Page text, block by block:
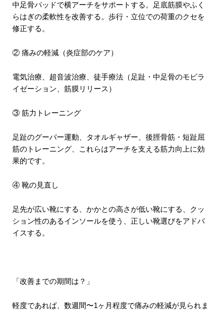
中足骨パッドで横アーチをサポートする。足底筋膜やふく
らはぎの柔軟性を改善する。歩行・立位での荷重のクセを
修正する。
② 痛みの軽減（炎症部のケア）
電気治療、超音波治療、徒手療法（足趾・中足骨のモビラ
イゼーション、筋膜リリース）
③ 筋力トレーニング
足趾のグーパー運動、タオルギャザー、後脛骨筋・短趾屈
筋のトレーニング、これらはアーチを支える筋力向上に効
果的です。
④ 靴の見直し
足先が広い靴にする、かかとの高さが低い靴にする、クッ
ション性のあるインソールを使う、正しい靴選びをアドバ
イスする。
「改善までの期間は？」
軽度であれば、数週間〜1ヶ月程度で痛みの軽減が見られま